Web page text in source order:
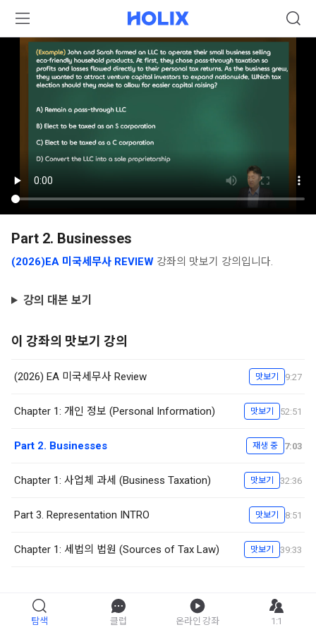
Part 2. Businesses
(2026)EA 미국세무사 REVIEW 강좌의 맛보기 강의입니다.
강의 대본 보기
이 강좌의 맛보기 강의
(2026) EA 미국세무사 Review 맛보기 9:27
Chapter 1: 개인 정보 (Personal Information) 맛보기 52:51
Part 2. Businesses 재생 중 7:03
Chapter 1: 사업체 과세 (Business Taxation) 맛보기 32:36
Part 3. Representation INTRO 맛보기 8:51
Chapter 1: 세법의 법원 (Sources of Tax Law) 맛보기 39:33
(2026)EA 미국세무사 REVIEW
탐색 클럽 온라인 강좌 1:1